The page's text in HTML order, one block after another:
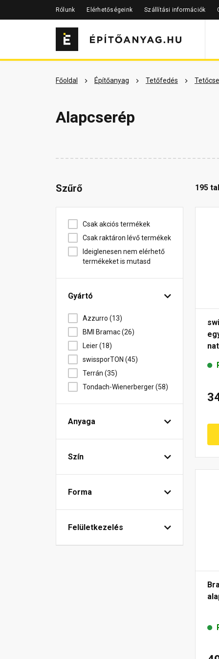
Rólunk Elérhetőségeink Szállítási információk
Főoldal Építőanyag Tetőfedés
Alapcserép
Szűrő
Csak akciós termékek
Csak raktáron lévő termékek
Ideiglenesen nem elérhető
termékeket is mutasd
Gyártó
Azzurro (13)
BMI Bramac (26)
Leier (18)
swissporTON (45)
Terrán (35)
Tondach-Wienerberger (58)
Anyaga
Szín
Forma
Felületkezelés
195